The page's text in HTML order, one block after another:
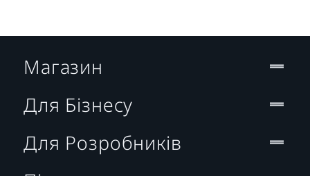
Магазин
Для Бізнесу
Для Розробників